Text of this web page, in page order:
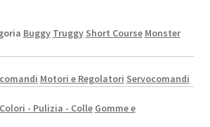
Buggy Truggy Short Course Monster
Motori e Regolatori Servocomandi
Colori - Pulizia - Colle Gomme e